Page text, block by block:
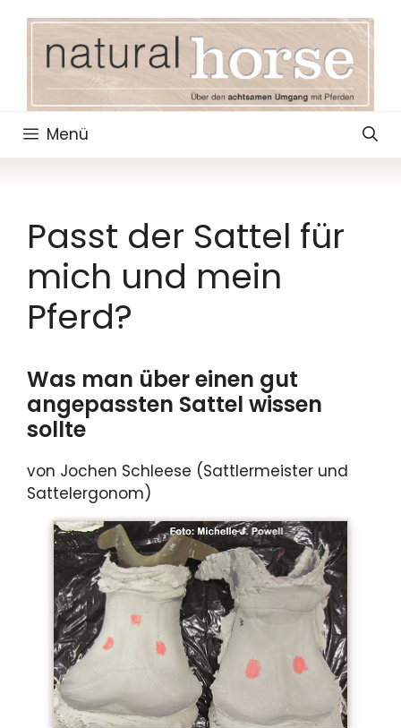
springen
Menü
Passt der Sattel für
mich und mein
Pferd?
Was man über einen gut
angepassten Sattel wissen
sollte
von Jochen Schleese (Sattlermeister und
Sattelergonom)